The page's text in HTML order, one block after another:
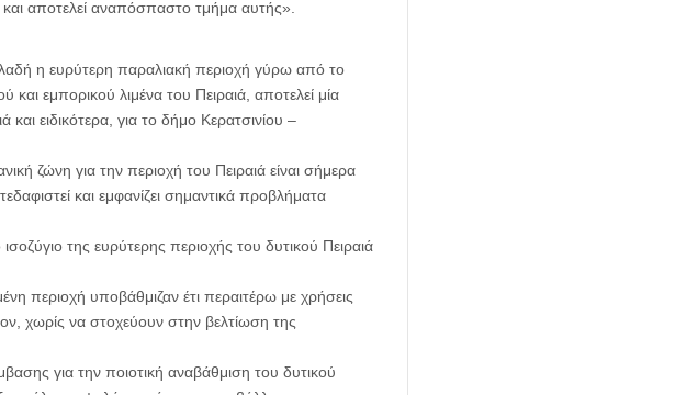
αποτελεί αναπόσπαστο τμήμα αυτής».
η ευρύτερη παραλιακή περιοχή γύρω από το
εμπορικού λιμένα του Πειραιά, αποτελεί μία
ειδικότερα, για το δήμο Κερατσινίου –
ζώνη για την περιοχή του Πειραιά είναι σήμερα
και εμφανίζει σημαντικά προβλήματα
της ευρύτερης περιοχής του δυτικού Πειραιά
περιοχή υποβάθμιζαν έτι περαιτέρω με χρήσεις
χωρίς να στοχεύουν στην βελτίωση της
για την ποιοτική αναβάθμιση του δυτικού